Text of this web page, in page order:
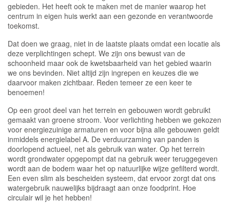
gebieden. Het heeft ook te maken met de manier waarop het
centrum in eigen huis werkt aan een gezonde en verantwoorde
toekomst.
Dat doen we graag, niet in de laatste plaats omdat een locatie als
deze verplichtingen schept. We zijn ons bewust van de
schoonheid maar ook de kwetsbaarheid van het gebied waarin
we ons bevinden. Niet altijd zijn ingrepen en keuzes die we
daarvoor maken zichtbaar. Reden temeer ze een keer te
benoemen!
Op een groot deel van het terrein en gebouwen wordt gebruikt
gemaakt van groene stroom. Voor verlichting hebben we gekozen
voor energiezuinige armaturen en voor bijna alle gebouwen geldt
inmiddels energielabel A. De verduurzaming van panden is
doorlopend actueel, net als gebruik van water. Op het terrein
wordt grondwater opgepompt dat na gebruik weer teruggegeven
wordt aan de bodem waar het op natuurlijke wijze gefilterd wordt.
Een even slim als bescheiden systeem, dat ervoor zorgt dat ons
watergebruik nauwelijks bijdraagt aan onze foodprint. Hoe
circulair wil je het hebben!